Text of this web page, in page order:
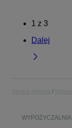
1 z 3
Dalej
WYPOŻYCZALNIA